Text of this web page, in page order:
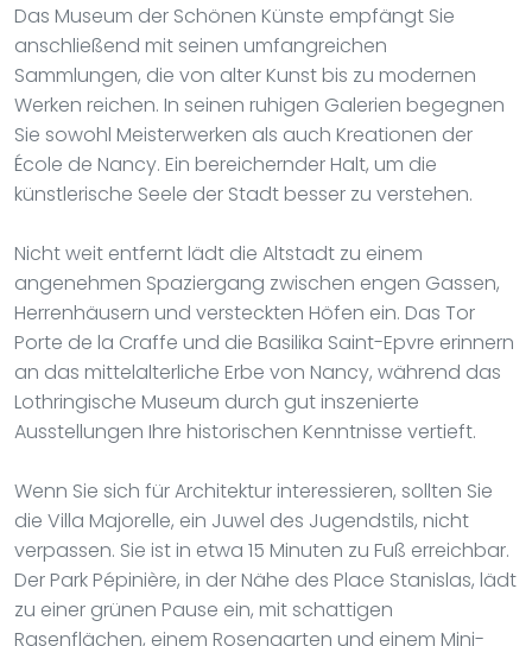
Das Museum der Schönen Künste empfängt Sie
anschließend mit seinen umfangreichen
Sammlungen, die von alter Kunst bis zu modernen
Werken reichen. In seinen ruhigen Galerien begegnen
Sie sowohl Meisterwerken als auch Kreationen der
École de Nancy. Ein bereichernder Halt, um die
künstlerische Seele der Stadt besser zu verstehen.
Nicht weit entfernt lädt die Altstadt zu einem
angenehmen Spaziergang zwischen engen Gassen,
Herrenhäusern und versteckten Höfen ein. Das Tor
Porte de la Craffe und die Basilika Saint-Epvre erinnern
an das mittelalterliche Erbe von Nancy, während das
Lothringische Museum durch gut inszenierte
Ausstellungen Ihre historischen Kenntnisse vertieft.
Wenn Sie sich für Architektur interessieren, sollten Sie
die Villa Majorelle, ein Juwel des Jugendstils, nicht
verpassen. Sie ist in etwa 15 Minuten zu Fuß erreichbar.
Der Park Pépinière, in der Nähe des Place Stanislas, lädt
zu einer grünen Pause ein, mit schattigen
Rasenflächen, einem Rosengarten und einem Mini-